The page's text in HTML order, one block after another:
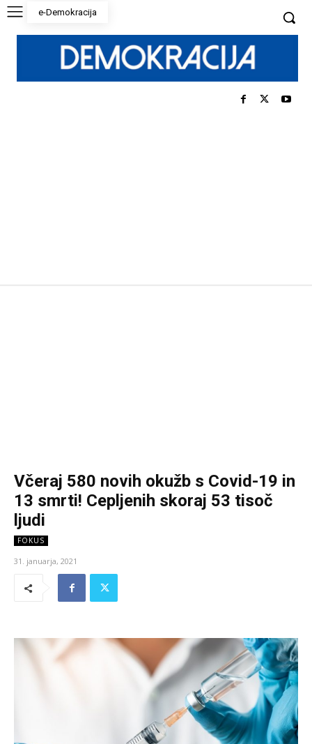
e-Demokracija
Včeraj 580 novih okužb s Covid-19 in
13 smrti! Cepljenih skoraj 53 tisoč
ljudi
FOKUS
31. januarja, 2021